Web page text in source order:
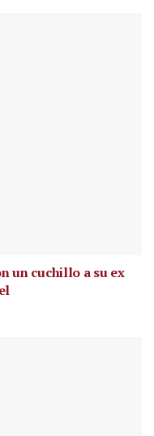
un cuchillo a su ex